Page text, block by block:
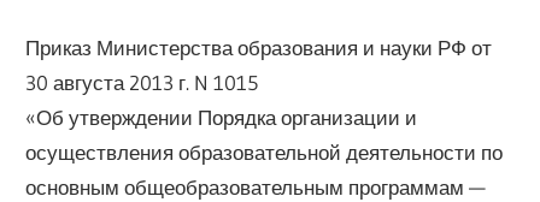
Приказ Министерства образования и науки РФ от
30 августа 2013 г. N 1015
«Об утверждении Порядка организации и
осуществления образовательной деятельности по
основным общеобразовательным программам —